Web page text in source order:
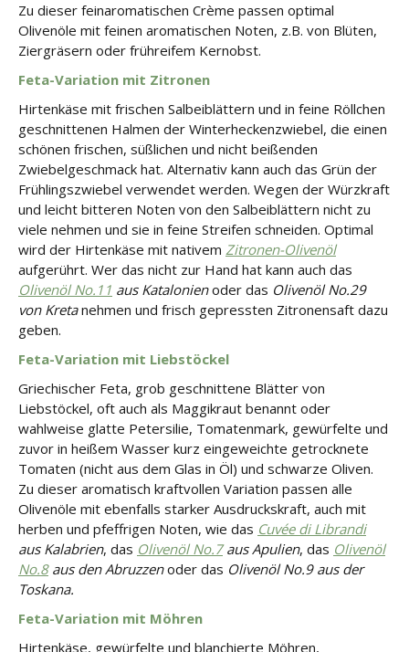
Zu dieser feinaromatischen Crème passen optimal
Olivenöle mit feinen aromatischen Noten, z.B. von Blüten,
Ziergräsern oder frühreifem Kernobst.
Feta-Variation mit Zitronen
Hirtenkäse mit frischen Salbeiblättern und in feine Röllchen
geschnittenen Halmen der Winterheckenzwiebel, die einen
schönen frischen, süßlichen und nicht beißenden
Zwiebelgeschmack hat. Alternativ kann auch das Grün der
Frühlingszwiebel verwendet werden. Wegen der Würzkraft
und leicht bitteren Noten von den Salbeiblättern nicht zu
viele nehmen und sie in feine Streifen schneiden. Optimal
wird der Hirtenkäse mit nativem Zitronen-Olivenöl
aufgerührt. Wer das nicht zur Hand hat kann auch das
Olivenöl No.11 aus Katalonienoder das Olivenöl No.29
von Kretanehmen und frisch gepressten Zitronensaft dazu
geben.
Feta-Variation mit Liebstöckel
Griechischer Feta, grob geschnittene Blätter von
Liebstöckel, oft auch als Maggikraut benannt oder
wahlweise glatte Petersilie, Tomatenmark, gewürfelte und
zuvor in heißem Wasser kurz eingeweichte getrocknete
Tomaten (nicht aus dem Glas in Öl) und schwarze Oliven.
Zu dieser aromatisch kraftvollen Variation passen alle
Olivenöle mit ebenfalls starker Ausdruckskraft, auch mit
herben und pfeffrigen Noten, wie das Cuvée di Librandi
aus Kalabrien, das Olivenöl No.7aus Apulien, das Olivenöl
No.8aus den Abruzzenoder das Olivenöl No.9 aus der
Toskana.
Feta-Variation mit Möhren
Hirtenkäse, gewürfelte und blanchierte Möhren,